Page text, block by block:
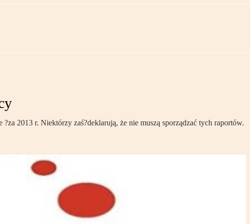
2013 r. Niektórzy zaś?deklarują, że nie muszą sporządzać tych raportów.